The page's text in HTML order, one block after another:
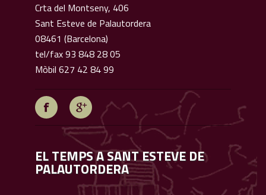
Crta del Montseny, 406
Sant Esteve de Palautordera
08461 (Barcelona)
tel/fax 93 848 28 05
Mòbil 627 42 84 99
EL TEMPS A SANT ESTEVE DE
PALAUTORDERA